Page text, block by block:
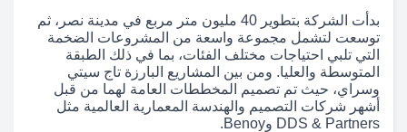
بدأت الشركة بتطوير 40 مليون متر مربع في مدينة نصر، ثم
توسعت لتشمل مجموعة واسعة من المشروعات الضخمة
التي تلبي احتياجات مختلف الفئات، بما في ذلك الطبقة
المتوسطة والعليا. ومن بين المشاريع البارزة تاج سيتي
وسراي، حيث تم تصميم المخططات العامة لهما من قبل
أشهر شركات التصميم والهندسة المعمارية العالمية مثل
DDS & Partners وBenoy.